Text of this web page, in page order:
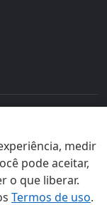
reservados
medir
pode aceitar,
o que liberar.
Termos de uso.